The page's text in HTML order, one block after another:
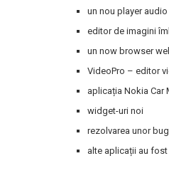
un nou player
editor de imagini
un now browser
VideoPro – editor
aplicația Nokia Car
widget-uri noi
rezolvarea unor
alte aplicații au